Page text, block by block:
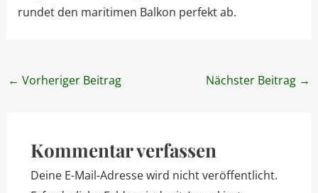
rundet den maritimen Balkon perfekt ab.
Post
← Vorheriger Beitrag Nächster Beitrag →
Kommentar verfassen
Deine E-Mail-Adresse wird nicht veröffentlicht.